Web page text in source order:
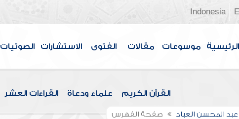
Indonesia
الرئيسية موسوعات مقالات الفتوى الاستشارات الصوتيات
القرآن الكريم علماء ودعاة القراءات العشر
عبد المحسن العباد صفحة الفهرس